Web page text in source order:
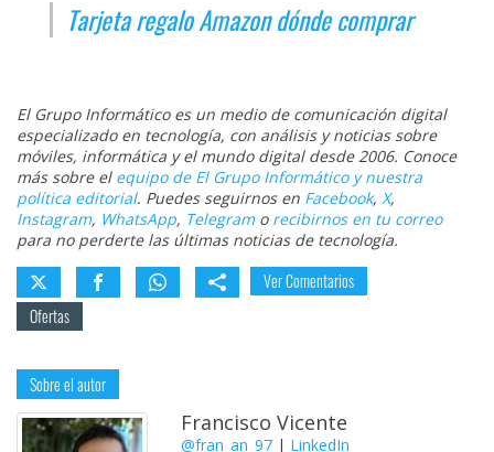
Tarjeta regalo Amazon dónde comprar
El Grupo Informático es un medio de comunicación digital
especializado en tecnología, con análisis y noticias sobre
móviles, informática y el mundo digital desde 2006. Conoce
más sobre el equipo de El Grupo Informático y nuestra
política editorial. Puedes seguirnos en Facebook, X,
Instagram, WhatsApp, Telegramo recibirnos en tu correo
para no perderte las últimas noticias de tecnología.
Ver Comentarios
Ofertas
Sobre el autor
Francisco Vicente
@fran_an_97 | LinkedIn